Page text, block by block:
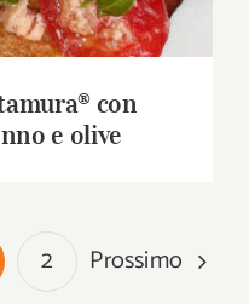
con
e olive
2 Prossimo